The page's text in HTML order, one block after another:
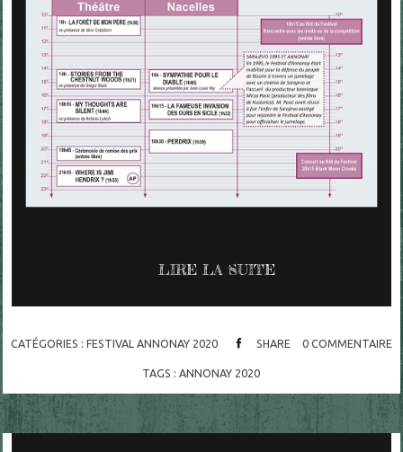
LIRE LA SUITE
CATÉGORIES : FESTIVAL ANNONAY 2020 SHARE 0 COMMENTAIRE
TAGS : ANNONAY 2020